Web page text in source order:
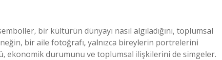
bir kültürün dünyayı nasıl algıladığını, toplumsal
bir aile fotoğrafı, yalnızca bireylerin portrelerini
ekonomik durumunu ve toplumsal ilişkilerini de simgeler.